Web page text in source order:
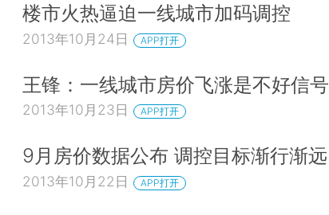
楼市火热逼迫一线城市加码调控
2013年10月24日 APP打开
王锋：一线城市房价飞涨是不好信号
2013年10月23日 APP打开
9月房价数据公布 调控目标渐行渐远
2013年10月22日 APP打开